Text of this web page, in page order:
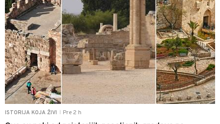
ISTORIJA KOJA ŽIVI Pre 2 h